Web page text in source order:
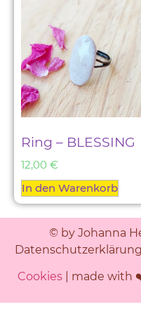
Ring – BLESSING
12,00 €
In den Warenkorb
© by Johanna
Datenschutzerklärung
Cookies| made with